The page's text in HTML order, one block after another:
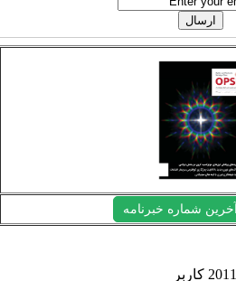
شماره خبرنامه